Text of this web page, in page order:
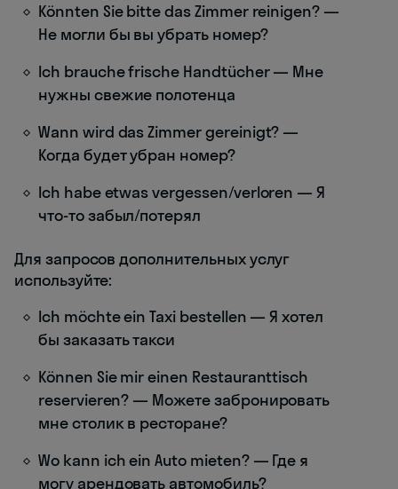
Könnten Sie bitte das Zimmer reinigen? —
Не могли бы вы убрать номер?
Ich brauche frische Handtücher — Мне
нужны свежие полотенца
Wann wird das Zimmer gereinigt? —
Когда будет убран номер?
Ich habe etwas vergessen/verloren — Я
что-то забыл/потерял
Для запросов дополнительных услуг
используйте:
Ich möchte ein Taxi bestellen — Я хотел
бы заказать такси
Können Sie mir einen Restauranttisch
reservieren? — Можете забронировать
мне столик в ресторане?
Wo kann ich ein Auto mieten? — Где я
могу арендовать автомобиль?